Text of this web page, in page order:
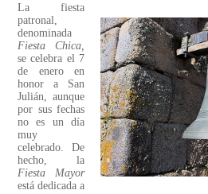
La fiesta
patronal,
denominada
Fiesta Chica,
se celebra el 7
de enero en
honor a San
Julián, aunque
por sus fechas
no es un día
muy
celebrado. De
hecho, la
Fiesta Mayor
está dedicada a